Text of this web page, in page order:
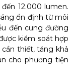
12.000 lumen.
ổn định từ môi
đến cung đường
kiểm soát hợp
thiết, tăng khả
cho phương tiện